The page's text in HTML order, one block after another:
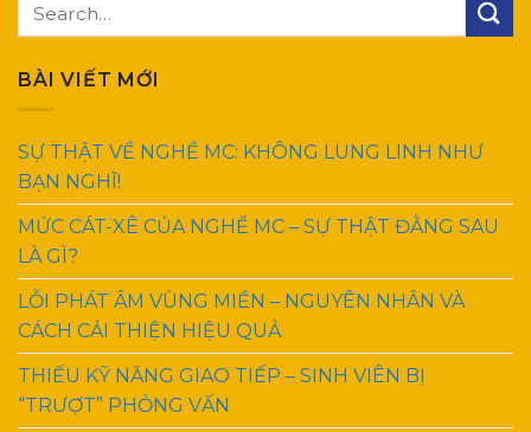
BÀI VIẾT MỚI
SỰ THẬT VỀ NGHỀ MC: KHÔNG LUNG LINH NHƯ
BẠN NGHĨ!
MỨC CÁT-XÊ CỦA NGHỀ MC – SỰ THẬT ĐẰNG SAU
LÀ GÌ?
LỖI PHÁT ÂM VÙNG MIỀN – NGUYÊN NHÂN VÀ
CÁCH CẢI THIỆN HIỆU QUẢ
THIẾU KỸ NĂNG GIAO TIẾP – SINH VIÊN BỊ
“TRƯỢT” PHỎNG VẤN